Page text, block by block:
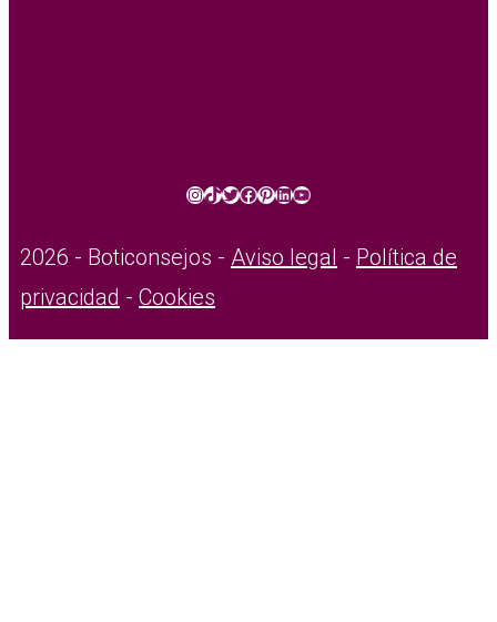
Instagram
TikTok
Twitter
Facebook
Pinterest
LinkedIn
YouTube
2026 - Boticonsejos - Aviso legal - Política de
privacidad - Cookies